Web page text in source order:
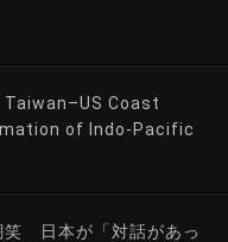
Coast
of Indo-Pacific
笑 日本が「対話があっ